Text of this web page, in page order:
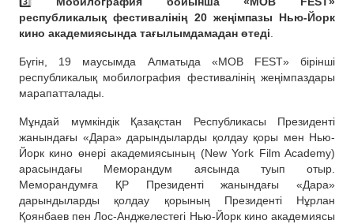
республикалық фестивалінің 20 жеңімпазы Нью-Йорк
кино академиясында тағылымдамадан өтеді
Бүгін, 19 маусымда Алматыда «MOB FEST» бірінші
республикалық мобилография фестивалінің жеңімпаздары
марапатталады.
Мұндай мүмкіндік Қазақстан Республикасы Президенті
жанындағы «Дара» дарындыларды қолдау қоры мен Нью-
Йорк кино өнері академиясының (New York Film Academy)
арасындағы Меморандум аясында туып отыр.
Меморандумға ҚР Президенті жанындағы «Дара»
дарындыларды қолдау қорының Президенті Нұрлан
Қоянбаев пен Лос-Анджелестегі Нью-Йорк кино академиясы